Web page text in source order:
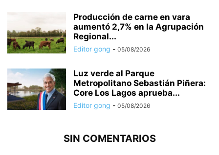
Producción de carne en vara
aumentó 2,7% en la Agrupación
Regional...
Editor gong - 05/08/2026
Luz verde al Parque
Metropolitano Sebastián Piñera:
Core Los Lagos aprueba...
Editor gong - 05/08/2026
SIN COMENTARIOS